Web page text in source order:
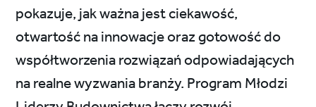
pokazuje, jak ważna jest ciekawość,
otwartość na innowacje oraz gotowość do
współtworzenia rozwiązań odpowiadających
na realne wyzwania branży. Program Młodzi